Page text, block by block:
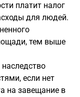
платит налог
для людей.
тем выше
если нет
на завещание в